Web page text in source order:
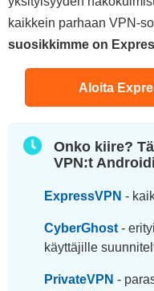
kaikkein parhaan VPN-
suosikkimme on
Aloita
Onko kiire?
VPN:t
ExpressVPN -
CyberGhost -
käyttäjille
PrivateVPN -